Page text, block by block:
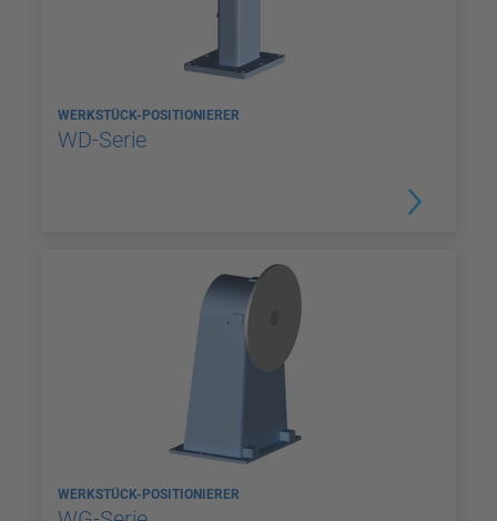
WERKSTÜCK-POSITIONIERER
WD-Serie
WERKSTÜCK-POSITIONIERER